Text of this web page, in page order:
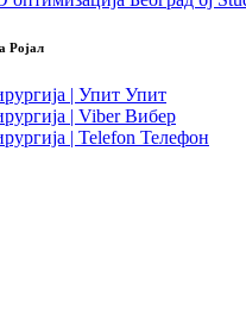
Ројал
Упит
Вибер
Телефон